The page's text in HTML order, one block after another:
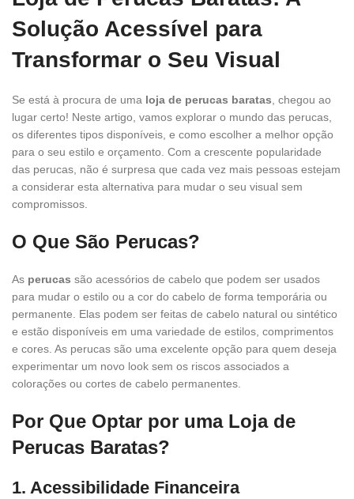
Solução Acessível para
Transformar o Seu Visual
Se está à procura de uma loja de perucas baratas, chegou ao
lugar certo! Neste artigo, vamos explorar o mundo das perucas,
os diferentes tipos disponíveis, e como escolher a melhor opção
para o seu estilo e orçamento. Com a crescente popularidade
das perucas, não é surpresa que cada vez mais pessoas estejam
a considerar esta alternativa para mudar o seu visual sem
compromissos.
O Que São Perucas?
As perucas são acessórios de cabelo que podem ser usados
para mudar o estilo ou a cor do cabelo de forma temporária ou
permanente. Elas podem ser feitas de cabelo natural ou sintético
e estão disponíveis em uma variedade de estilos, comprimentos
e cores. As perucas são uma excelente opção para quem deseja
experimentar um novo look sem os riscos associados a
colorações ou cortes de cabelo permanentes.
Por Que Optar por uma Loja de
Perucas Baratas?
1. Acessibilidade Financeira